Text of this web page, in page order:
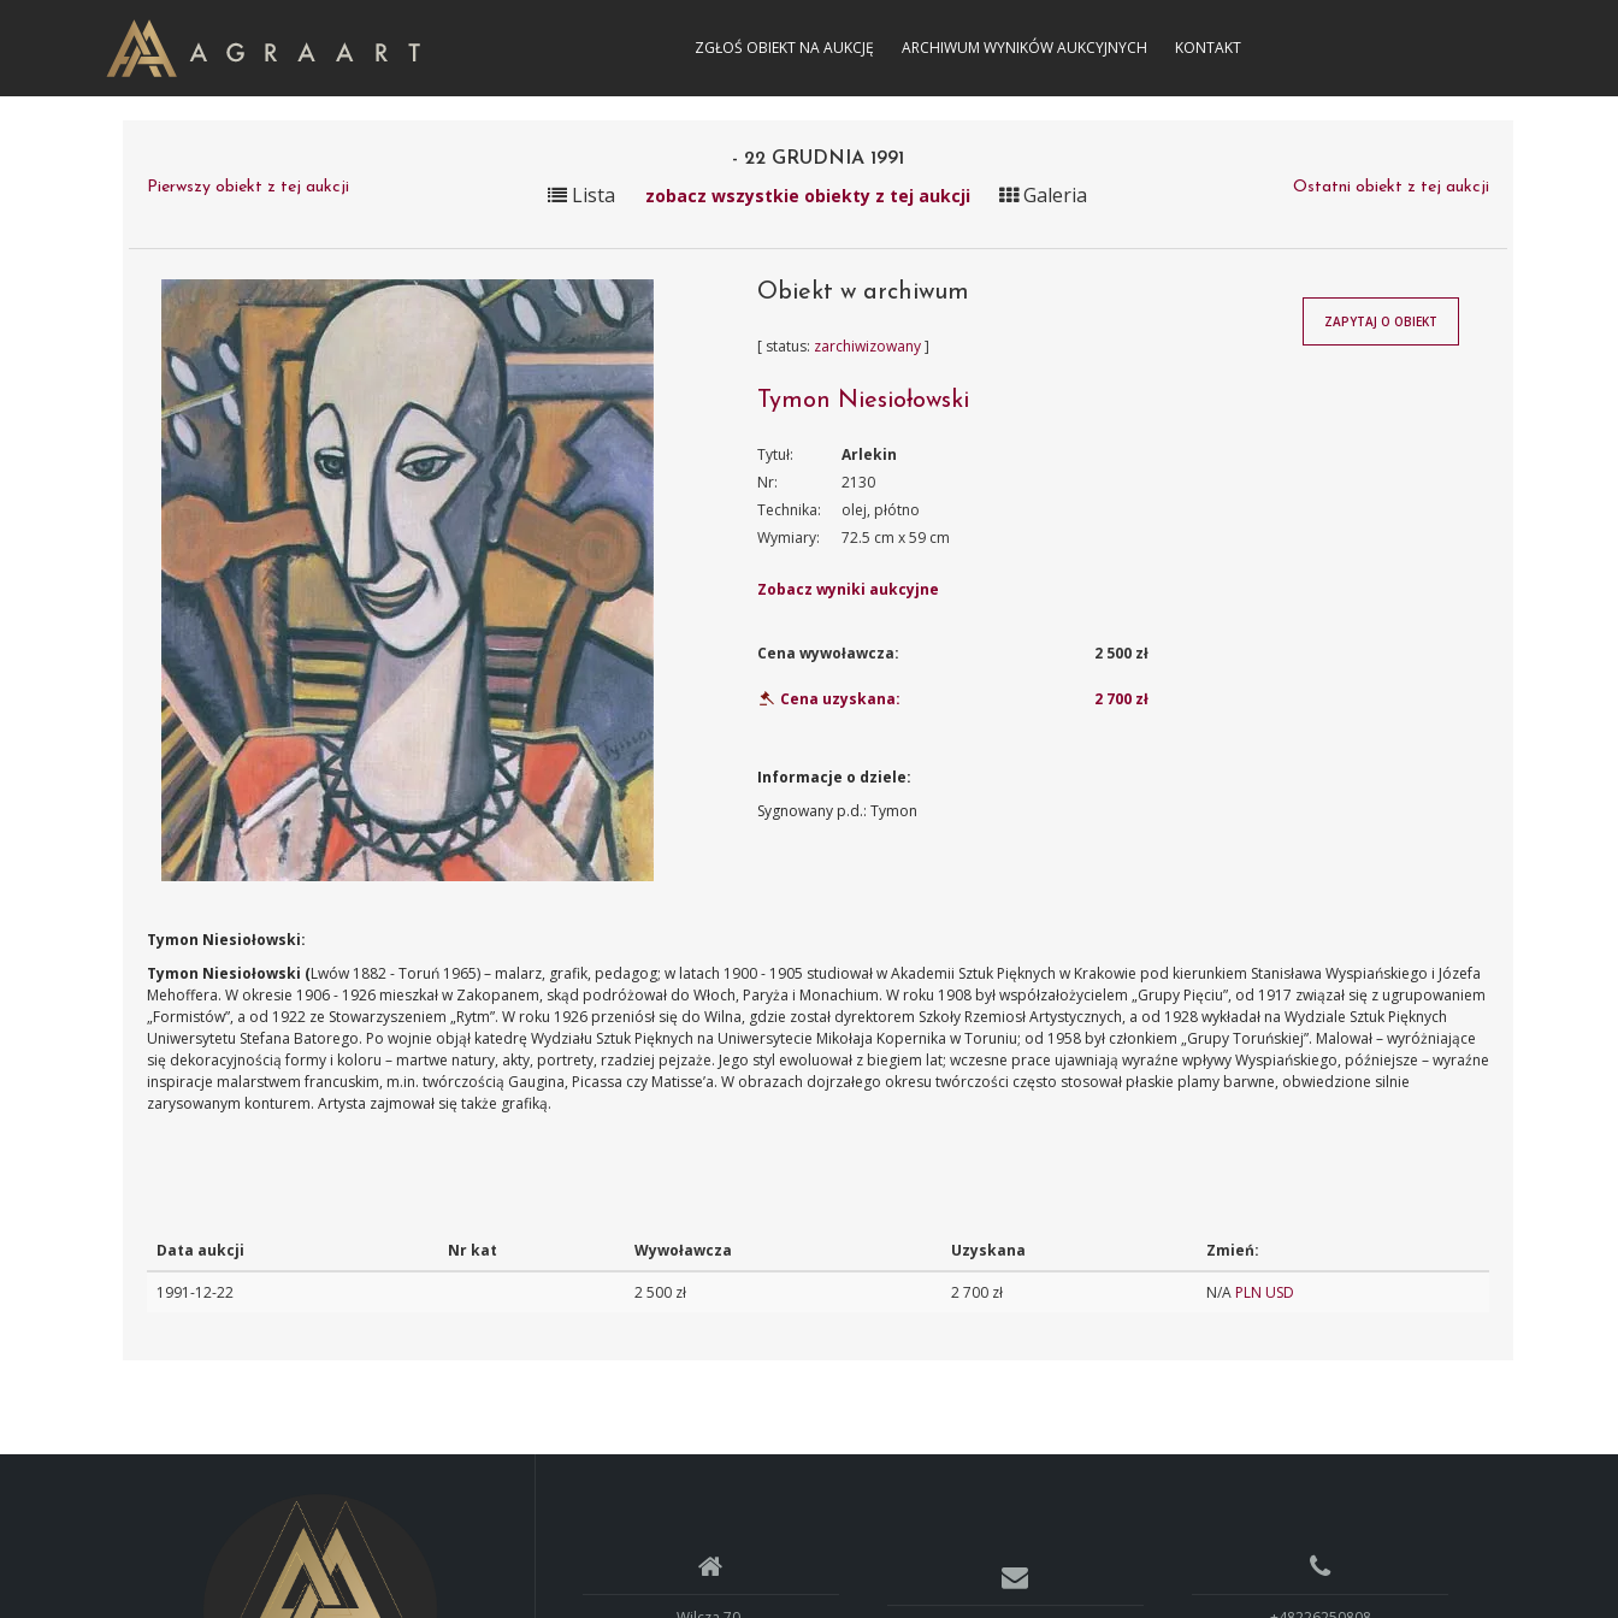
ZGŁOŚ OBIEKT NA AUKCJĘ ARCHIWUM WYNIKÓW AUKCYJNYCH KONTAKT
Pierwszy obiekt z tej aukcji
- 22 GRUDNIA 1991
Lista zobacz wszystkie obiekty z tej aukcji Galeria Ostatni obiekt z tej aukcji
Obiekt w archiwum
[ status: zarchiwizowany]
Tymon Niesiołowski
Tytuł:
Arlekin
Nr:
2130
Technika:
olej, płótno
Wymiary:
72.5 cm x 59 cm
Zobacz wyniki aukcyjne
Cena wywoławcza: 2 500 zł
Cena uzyskana: 2 700 zł
ZAPYTAJ O OBIEKT
Informacje o dziele:
Sygnowany p.d.: Tymon
Tymon Niesiołowski:
Tymon Niesiołowski (Lwów 1882 - Toruń 1965) – malarz, grafik, pedagog; w latach 1900 - 1905 studiował w Akademii Sztuk Pięknych w Krakowie pod kierunkiem Stanisława Wyspiańskiego i Józefa
Mehoffera. W okresie 1906 - 1926 mieszkał w Zakopanem, skąd podróżował do Włoch, Paryża i Monachium. W roku 1908 był współzałożycielem „Grupy Pięciu”, od 1917 związał się z ugrupowaniem
„Formistów”, a od 1922 ze Stowarzyszeniem „Rytm”. W roku 1926 przeniósł się do Wilna, gdzie został dyrektorem Szkoły Rzemiosł Artystycznych, a od 1928 wykładał na Wydziale Sztuk Pięknych
Uniwersytetu Stefana Batorego. Po wojnie objął katedrę Wydziału Sztuk Pięknych na Uniwersytecie Mikołaja Kopernika w Toruniu; od 1958 był członkiem „Grupy Toruńskiej”. Malował – wyróżniające
się dekoracyjnością formy i koloru – martwe natury, akty, portrety, rzadziej pejzaże. Jego styl ewoluował z biegiem lat; wczesne prace ujawniają wyraźne wpływy Wyspiańskiego, późniejsze – wyraźne
inspiracje malarstwem francuskim, m.in. twórczością Gaugina, Picassa czy Matisse’a. W obrazach dojrzałego okresu twórczości często stosował płaskie plamy barwne, obwiedzione silnie
zarysowanym konturem. Artysta zajmował się także grafiką.
Data aukcji Nr kat Wywoławcza Uzyskana Zmień:
1991-12-22 2 500 zł 2 700 zł N/APLN USD